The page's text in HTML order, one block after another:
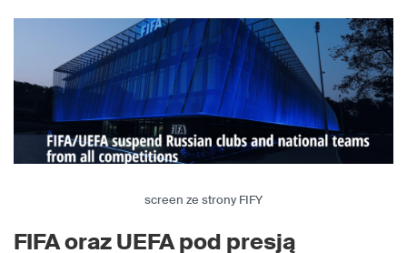
screen ze strony FIFY
FIFA oraz UEFA pod presją